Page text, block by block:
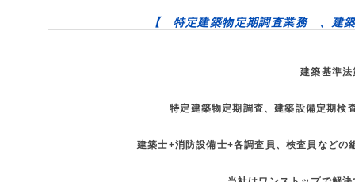
【 特定建築物定期調査業務 、建
建築基準法
特定建築物定期調査、建築設備定期
建築士+消防設備士+各調査員、検査員などの